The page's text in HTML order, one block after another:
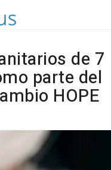
de 7
parte del
HOPE